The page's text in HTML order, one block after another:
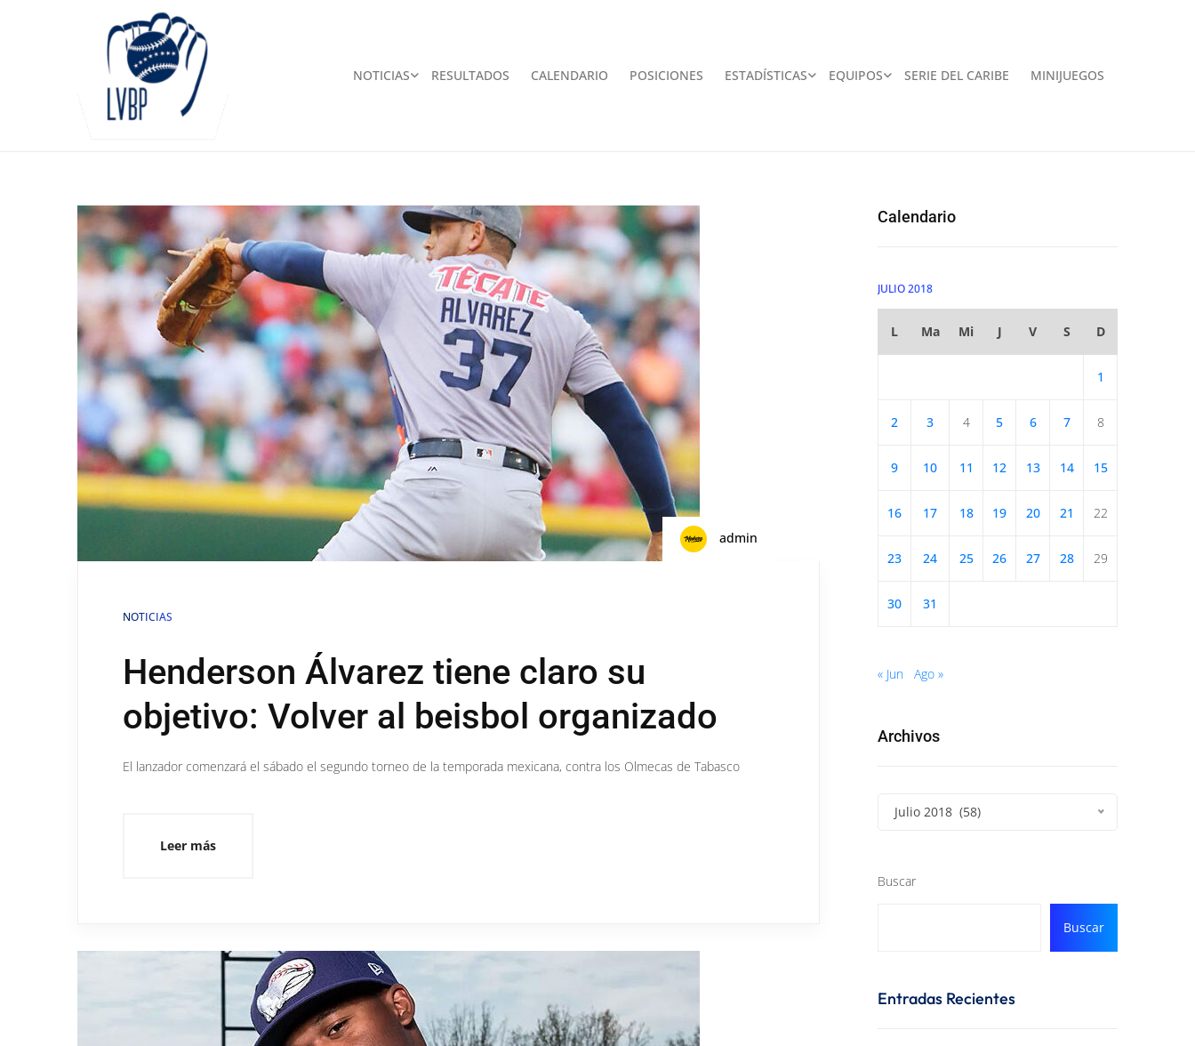
NOTICIAS RESULTADOS CALENDARIO POSICIONES ESTADÍSTICAS EQUIPOS SERIE DEL CARIBE MINIJUEGOS
admin
NOTICIAS
Henderson Álvarez tiene claro su
objetivo: Volver al beisbol organizado
El lanzador comenzará el sábado el segundo torneo de la temporada mexicana, contra los Olmecas de Tabasco
Leer más
Calendario
JULIO 2018
L Ma Mi J V S D
1
2 3 4 5 6 7 8
9 10 11 12 13 14 15
16 17 18 19 20 21 22
23 24 25 26 27 28 29
30 31
« Jun Ago »
Archivos
Julio 2018 (58)
Buscar
Buscar
Entradas Recientes